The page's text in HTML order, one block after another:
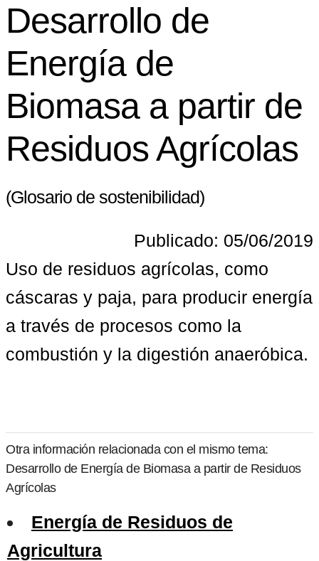
Desarrollo de
Energía de
Biomasa a partir de
Residuos Agrícolas
(Glosario de sostenibilidad)
Publicado: 05/06/2019
Uso de residuos agrícolas, como
cáscaras y paja, para producir energía
a través de procesos como la
combustión y la digestión anaeróbica.
Otra información relacionada con el mismo tema:
Desarrollo de Energía de Biomasa a partir de Residuos
Agrícolas
Energía de Residuos de
Agricultura